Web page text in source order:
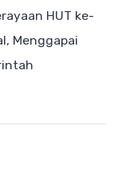
HUT ke-
Menggapai